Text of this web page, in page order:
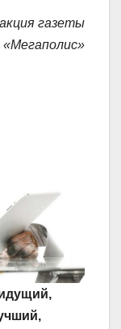
газеты
«Мегаполис»